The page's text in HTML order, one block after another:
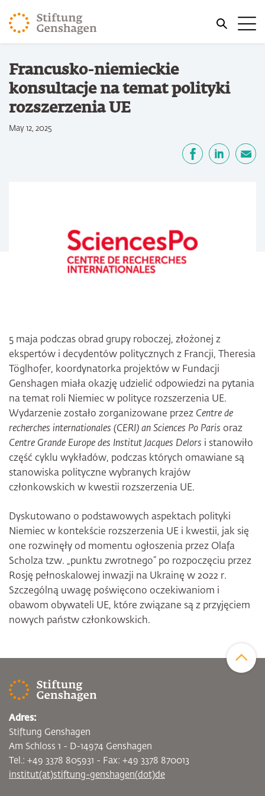
PRZJDŹ DO TREŚCI GŁÓWNEJ
PRZEJDŹ DO WYSZUKIWARKI
Jesteś tutaj
Strona główna
Francusko-niemieckie
konsultacje na temat polityki
rozszerzenia UE
May 12, 2025
5 maja podczas obrad grupy roboczej, złożonej z
ekspertów i decydentów politycznych z Francji, Theresia
Töglhofer, koordynatorka projektów w Fundacji
Genshagen miała okazję udzielić odpowiedzi na pytania
na temat roli Niemiec w polityce rozszerzenia UE.
Wydarzenie zostało zorganizowane przez Centre de
recherches internationales (CERI) an Sciences Po Paris oraz
Centre Grande Europe des Institut Jacques Delors i stanowiło
część cyklu wykładów, podczas których omawiane są
stanowiska polityczne wybranych krajów
członkowskich w kwestii rozszerzenia UE.
Dyskutowano o podstawowych aspektach polityki
Niemiec w kontekście rozszerzenia UE i kwestii, jak się
one rozwinęły od momentu ogłoszenia przez Olafa
Scholza tzw. „punktu zwrotnego” po rozpoczęciu przez
Rosję pełnoskalowej inwazji na Ukrainę w 2022 r.
Szczególną uwagę poświęcono oczekiwaniom i
obawom obywateli UE, które związane są z przyjęciem
nowych państw członkowskich.
Adres:
Stiftung Genshagen
Am Schloss 1 - D-14974 Genshagen
Tel.: +49 3378 805931 - Fax: +49 3378 870013
institut(at)stiftung-genshagen(dot)de